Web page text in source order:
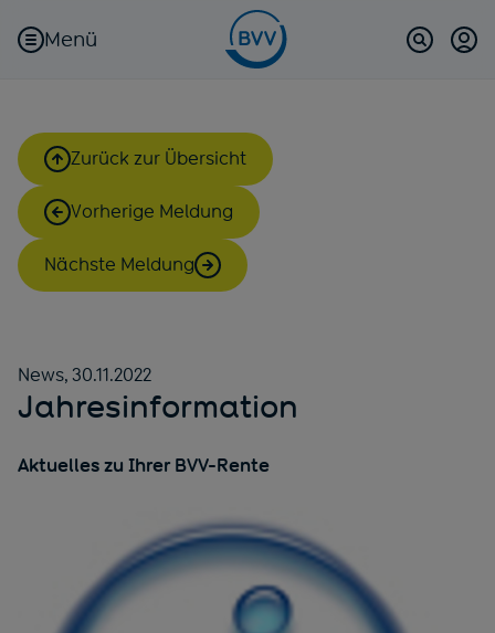
Menü Suche
Zurück zur Übersicht
Vorherige Meldung
Nächste Meldung
News, 30.11.2022
Jahresinformation
Aktuelles zu Ihrer BVV-Rente